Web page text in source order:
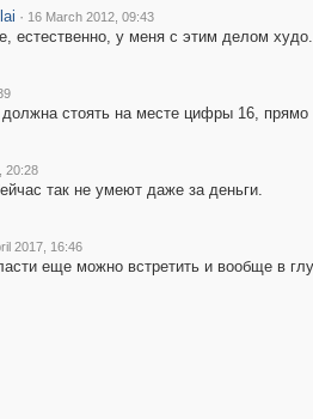
· 16 March 2012, 09:43
естественно, у меня с этим делом худо.
стоять на месте цифры 16,
20:28
так не умеют даже за деньги.
2017, 16:46
еще можно встретить и вообще в